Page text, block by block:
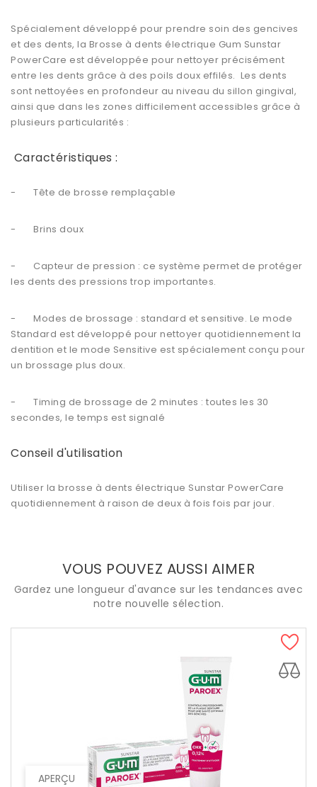
Spécialement développé pour prendre soin des gencives
et des dents, la Brosse à dents électrique Gum Sunstar
PowerCare est développée pour nettoyer précisément
entre les dents grâce à des poils doux effilés. Les dents
sont nettoyées en profondeur au niveau du sillon gingival,
ainsi que dans les zones difficilement accessibles grâce à
plusieurs particularités :
Caractéristiques :
- Tête de brosse remplaçable
- Brins doux
- Capteur de pression : ce système permet de protéger
les dents des pressions trop importantes.
- Modes de brossage : standard et sensitive. Le mode
Standard est développé pour nettoyer quotidiennement la
dentition et le mode Sensitive est spécialement conçu pour
un brossage plus doux.
- Timing de brossage de 2 minutes : toutes les 30
secondes, le temps est signalé
Conseil d'utilisation
Utiliser la brosse à dents électrique Sunstar PowerCare
quotidiennement à raison de deux à fois fois par jour.
VOUS POUVEZ AUSSI AIMER
Gardez une longueur d'avance sur les tendances avec
notre nouvelle sélection.
APERÇU